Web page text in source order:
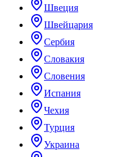
Швеция
Швейцария
Сербия
Словакия
Словения
Испания
Чехия
Турция
Украина